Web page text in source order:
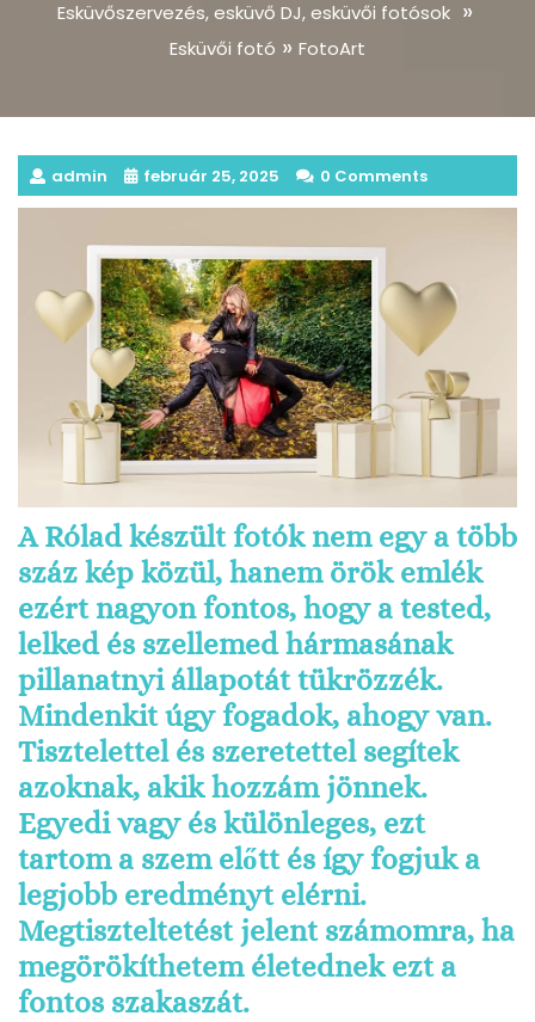
Esküvőszervezés, esküvő DJ, esküvői fotósok»
Esküvői fotó » FotoArt
admin február 25, 2025 0 Comments
A Rólad készült fotók nem egy a több
száz kép közül, hanem örök emlék
ezért nagyon fontos, hogy a tested,
lelked és szellemed hármasának
pillanatnyi állapotát tükrözzék.
Mindenkit úgy fogadok, ahogy van.
Tisztelettel és szeretettel segítek
azoknak, akik hozzám jönnek.
Egyedi vagy és különleges, ezt
tartom a szem előtt és így fogjuk a
legjobb eredményt elérni.
Megtiszteltetést jelent számomra, ha
megörökíthetem életednek ezt a
fontos szakaszát.